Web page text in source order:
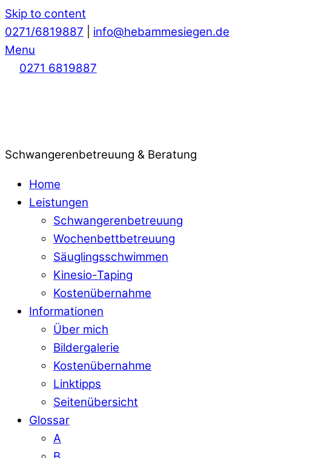
Skip to content
0271/6819887
info@hebammesiegen.de
Menu
0271 6819887
Schwangerenbetreuung & Beratung
Home
Leistungen
Schwangerenbetreuung
Wochenbettbetreuung
Säuglingsschwimmen
Kinesio-Taping
Kostenübernahme
Informationen
Über mich
Bildergalerie
Kostenübernahme
Linktipps
Seitenübersicht
Glossar
A